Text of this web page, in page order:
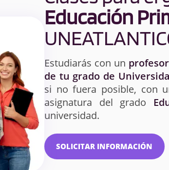
Educación
Estudiarás con un
de tu grado de
si no fuera posible, con
asignatura del grado
universidad.
SOLICITAR INFORMACIÓN